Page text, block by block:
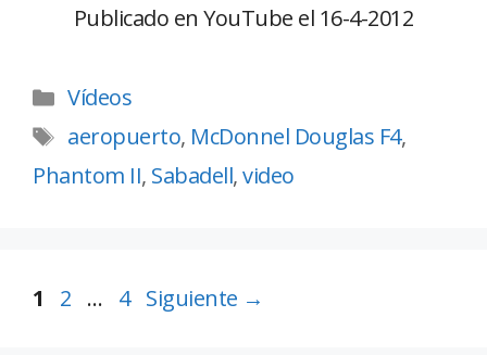
Publicado en YouTube el 16-4-2012
Vídeos
aeropuerto, McDonnel Douglas F4,
Phantom II, Sabadell,video
1 2 … 4 Siguiente →